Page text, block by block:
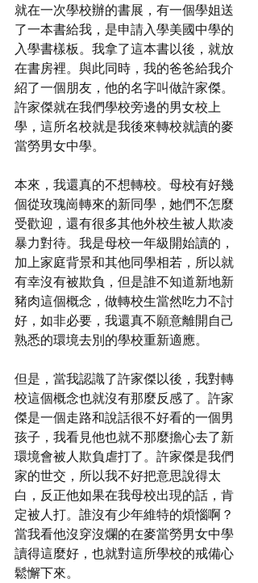
就在一次學校辦的書展，有一個學姐送
了一本書給我，是申請入學美國中學的
入學書樣板。我拿了這本書以後，就放
在書房裡。與此同時，我的爸爸給我介
紹了一個朋友，他的名字叫做許家傑。
許家傑就在我們學校旁邊的男女校上
學，這所名校就是我後來轉校就讀的麥
當勞男女中學。
本來，我還真的不想轉校。母校有好幾
個從玫瑰崗轉來的新同學，她們不怎麼
受歡迎，還有很多其他外校生被人欺凌
暴力對待。我是母校一年級開始讀的，
加上家庭背景和其他同學相若，所以就
有幸沒有被欺負，但是誰不知道新地新
豬肉這個概念，做轉校生當然吃力不討
好，如非必要，我還真不願意離開自己
熟悉的環境去別的學校重新適應。
但是，當我認識了許家傑以後，我對轉
校這個概念也就沒有那麼反感了。許家
傑是一個走路和說話很不好看的一個男
孩子，我看見他也就不那麼擔心去了新
環境會被人欺負虐打了。許家傑是我們
家的世交，所以我不好把意思說得太
白，反正他如果在我母校出現的話，肯
定被人打。誰沒有少年維特的煩惱啊？
當我看他沒穿沒爛的在麥當勞男女中學
讀得這麼好，也就對這所學校的戒備心
鬆懈下來。